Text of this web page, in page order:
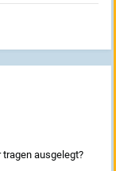
ausgelegt?